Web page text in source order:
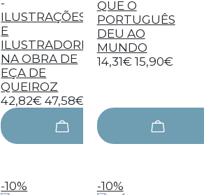
-
ILUSTRAÇÕES
E
ILUSTRADORES
NA OBRA DE
EÇA DE
QUEIROZ
42,82€ 47,58€
QUE O
PORTUGUÊS
DEU AO
MUNDO
14,31€ 15,90€
-10% -10%